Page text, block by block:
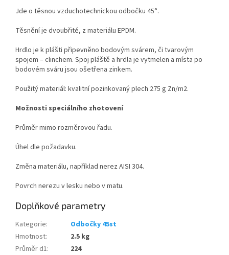
Jde o těsnou vzduchotechnickou odbočku 45°.
Těsnění je dvoubřité, z materiálu EPDM.
Hrdlo je k plášti připevněno bodovým svárem, či tvarovým
spojem – clinchem. Spoj pláště a hrdla je vytmelen a místa po
bodovém sváru jsou ošetřena zinkem.
Použitý materiál: kvalitní pozinkovaný plech 275 g Zn/m2.
Možnosti speciálního zhotovení
Průměr mimo rozměrovou řadu.
Úhel dle požadavku.
Změna materiálu, například nerez AISI 304.
Povrch nerezu v lesku nebo v matu.
Doplňkové parametry
Kategorie:
Odbočky 45st
Hmotnost:
2.5 kg
Průměr d1:
224